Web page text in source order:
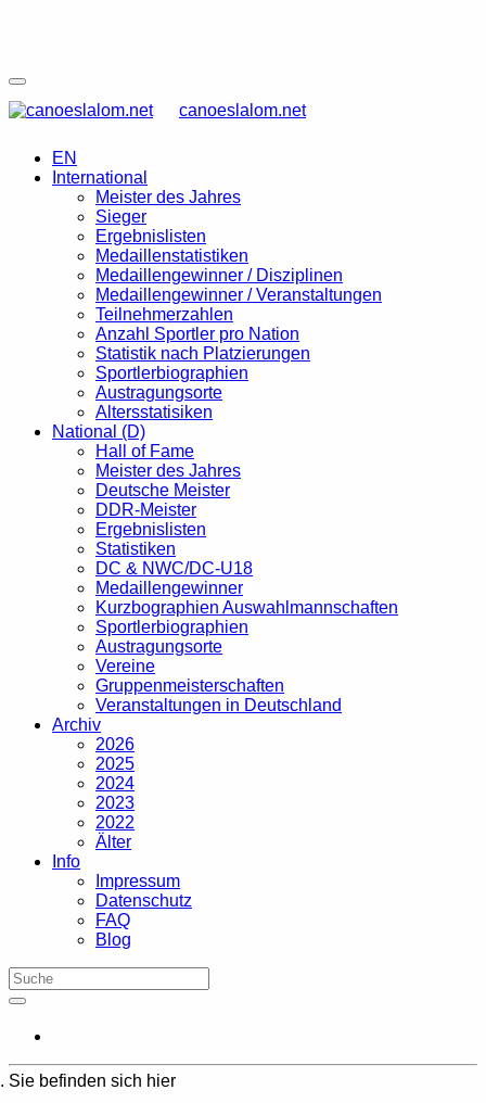
canoeslalom.net
EN
International
Meister des Jahres
Sieger
Ergebnislisten
Medaillenstatistiken
Medaillengewinner / Disziplinen
Medaillengewinner / Veranstaltungen
Teilnehmerzahlen
Anzahl Sportler pro Nation
Statistik nach Platzierungen
Sportlerbiographien
Austragungsorte
Altersstatisiken
National (D)
Hall of Fame
Meister des Jahres
Deutsche Meister
DDR-Meister
Ergebnislisten
Statistiken
DC & NWC/DC-U18
Medaillengewinner
Kurzbographien Auswahlmannschaften
Sportlerbiographien
Austragungsorte
Vereine
Gruppenmeisterschaften
Veranstaltungen in Deutschland
Archiv
2026
2025
2024
2023
2022
Älter
Info
Impressum
Datenschutz
FAQ
Blog
Sie befinden sich hier